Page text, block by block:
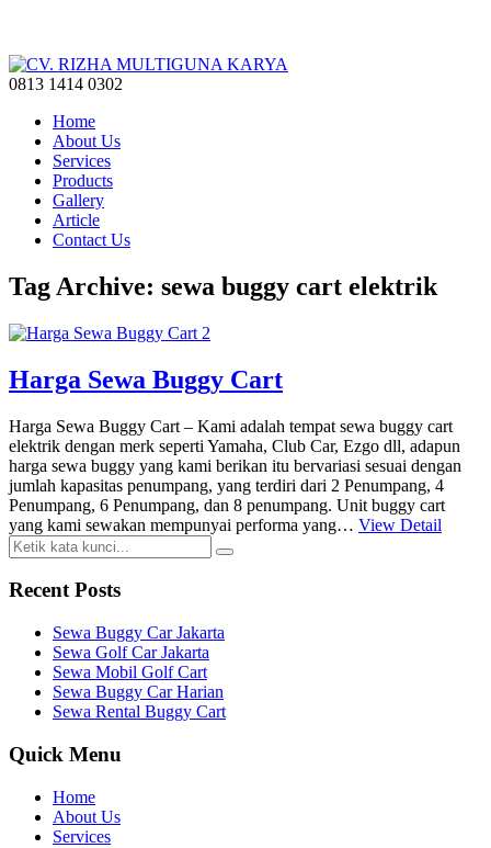
0813 1414 0302
Home
About Us
Services
Products
Gallery
Article
Contact Us
Tag Archive: sewa buggy cart elektrik
Harga Sewa Buggy Cart
Harga Sewa Buggy Cart – Kami adalah tempat sewa buggy cart
elektrik dengan merk seperti Yamaha, Club Car, Ezgo dll, adapun
harga sewa buggy yang kami berikan itu bervariasi sesuai dengan
jumlah kapasitas penumpang, yang terdiri dari 2 Penumpang, 4
Penumpang, 6 Penumpang, dan 8 penumpang. Unit buggy cart
yang kami sewakan mempunyai performa yang… View Detail
Recent Posts
Sewa Buggy Car Jakarta
Sewa Golf Car Jakarta
Sewa Mobil Golf Cart
Sewa Buggy Car Harian
Sewa Rental Buggy Cart
Quick Menu
Home
About Us
Services